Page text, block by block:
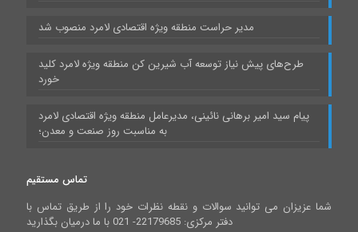
مدیر حراست منطقه ویژه اقتصادی لامرد منصوب شد
طرح‌های پیش نیاز توسعه آب شیرین کن منطقه ویژه لامرد کلید
خورد
پیام سید امیر برهانی نائینی، مدیرعامل منطقه ویژه اقتصادی لامرد
به مناسبت روز صنعت و معدن؛
تماس مستقیم
شما عزیزان می توانید سوالات و نقطه نظرات خود را از طریق تماس با
دفتر مرکزی: 22179685- 021 با ما درمیان بگذارید